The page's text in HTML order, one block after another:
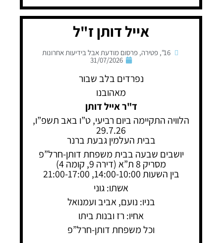
אייל דותן ז"ל
16"
, פטירה, פרסום מודעת אבל בידיעות אחרונות
31/07/2026
נפרדים בלב שבור
מאהובנו
ד"ר אייל דותן
הלוויה התקיימה ביום רביעי, ט”ו באב תשפ”ו,
29.7.26
בבית העלמין גבעת ברנר
יושבים שבעה בבית משפחת דותן-חרל”פ
מסריק 8 ת”א (דירה 9, קומה 4)
בין השעות 14:00-10:00, 21:00-17:00
אשתו: גוני
בניו: נועם, אביב ועמנואל
אחיו: רז ובנות ביתו
וכל משפחת דותן-חרל”פ